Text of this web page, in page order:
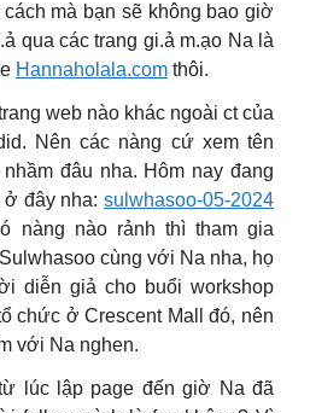
mà bạn sẽ không bao giờ
qua các trang gi.ả m.ạo Na là
Hannaholala.com thôi.
web nào khác ngoài ct của
Nên các nàng cứ xem tên
đâu nha. Hôm nay đang
đây nha: sulwhasoo-05-2024
nàng nào rảnh thì tham gia
cùng với Na nha, họ
diễn giả cho buổi workshop
chức ở Crescent Mall đó, nên
với Na nghen.
lúc lập page đến giờ Na đã